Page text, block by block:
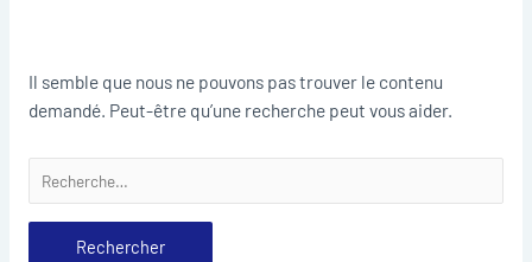
Il semble que nous ne pouvons pas trouver le contenu
demandé. Peut-être qu’une recherche peut vous aider.